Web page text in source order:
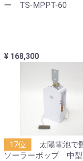
ー TS-MPPT-60
¥ 168,300
17位
太陽電池で
ソーラーポップ 中